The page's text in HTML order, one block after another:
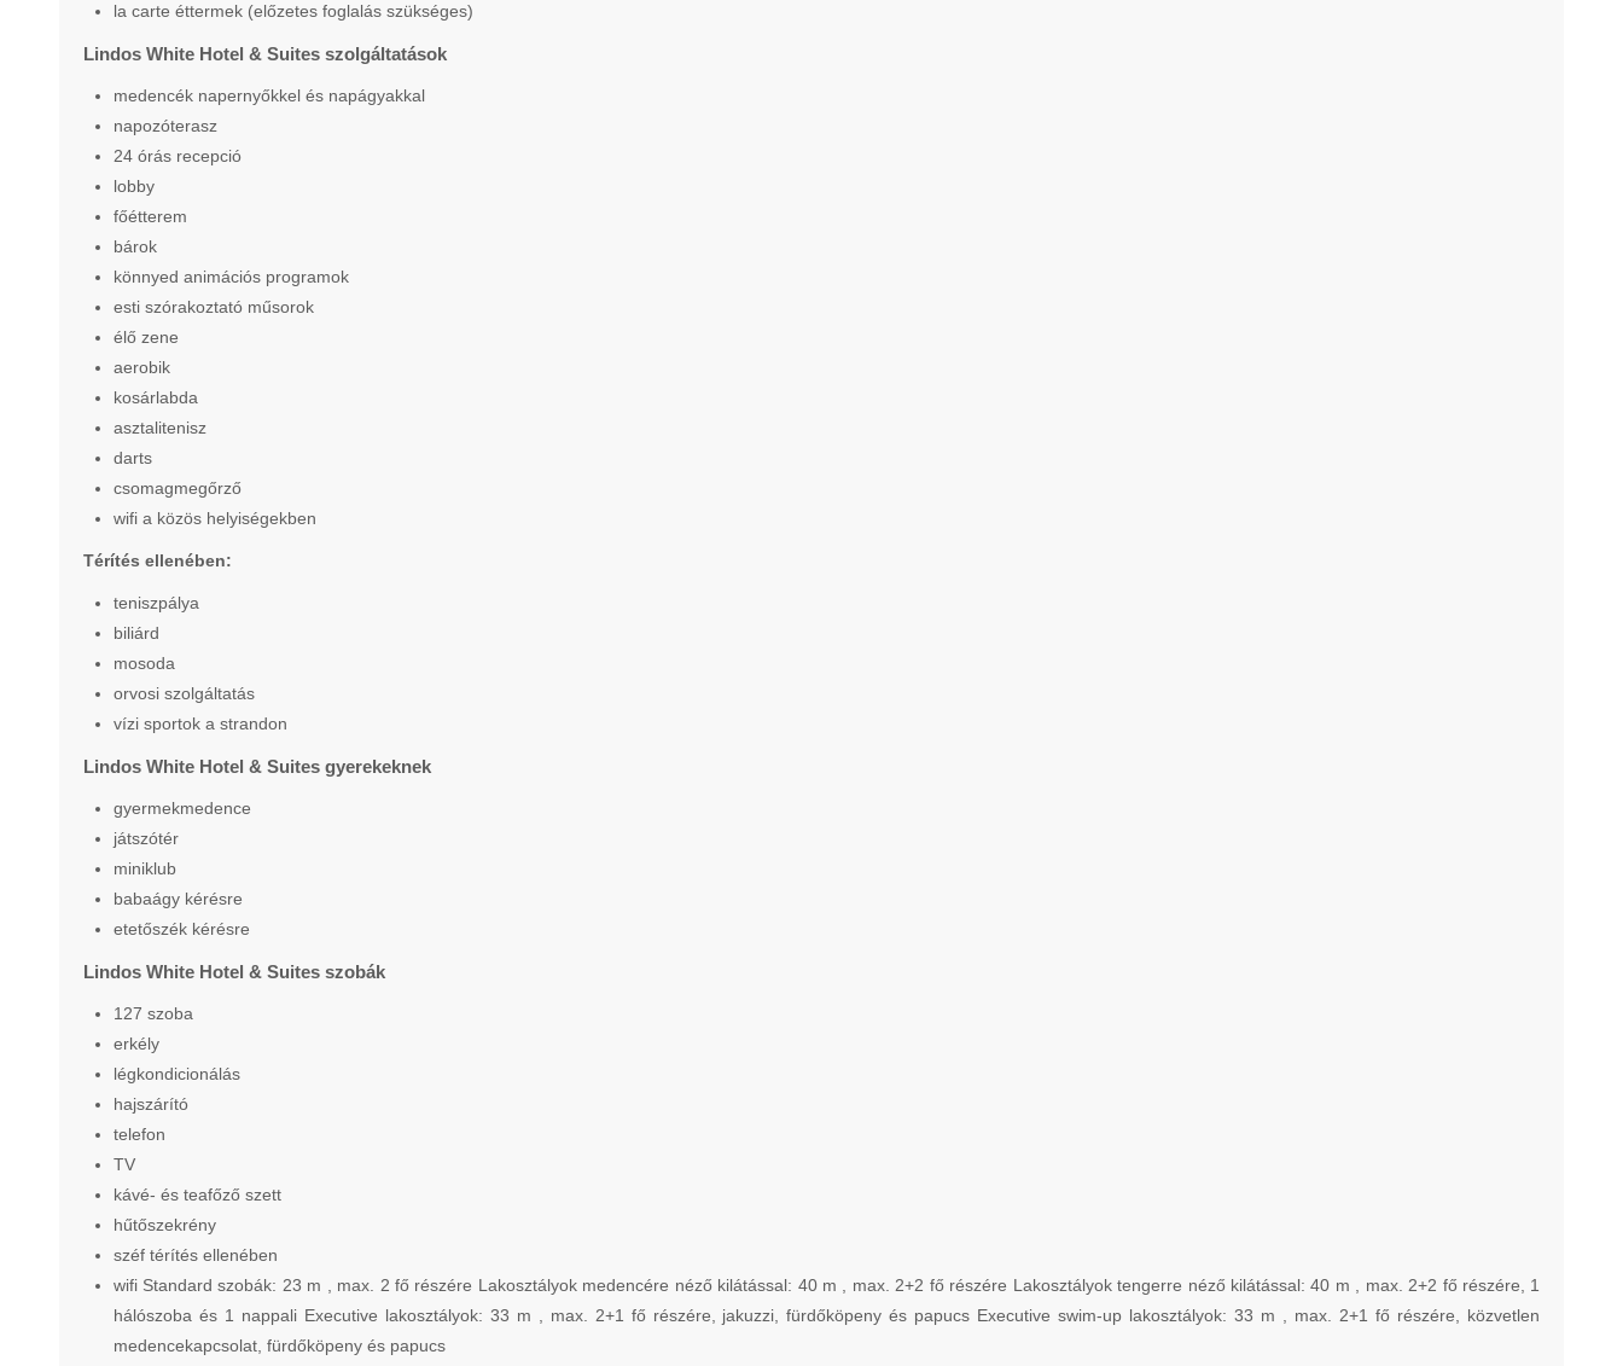
la carte éttermek (előzetes foglalás szükséges)
Lindos White Hotel & Suites szolgáltatások
medencék napernyőkkel és napágyakkal
napozóterasz
24 órás recepció
lobby
főétterem
bárok
könnyed animációs programok
esti szórakoztató műsorok
élő zene
aerobik
kosárlabda
asztalitenisz
darts
csomagmegőrző
wifi a közös helyiségekben
Térítés ellenében:
teniszpálya
biliárd
mosoda
orvosi szolgáltatás
vízi sportok a strandon
Lindos White Hotel & Suites gyerekeknek
gyermekmedence
játszótér
miniklub
babaágy kérésre
etetőszék kérésre
Lindos White Hotel & Suites szobák
127 szoba
erkély
légkondicionálás
hajszárító
telefon
TV
kávé- és teafőző szett
hűtőszekrény
széf térítés ellenében
wifi Standard szobák: 23 m , max. 2 fő részére Lakosztályok medencére néző kilátással: 40 m , max. 2+2 fő részére Lakosztályok tengerre néző kilátással: 40 m , max. 2+2 fő részére, 1
hálószoba és 1 nappali Executive lakosztályok: 33 m , max. 2+1 fő részére, jakuzzi, fürdőköpeny és papucs Executive swim-up lakosztályok: 33 m , max. 2+1 fő részére, közvetlen
medencekapcsolat, fürdőköpeny és papucs